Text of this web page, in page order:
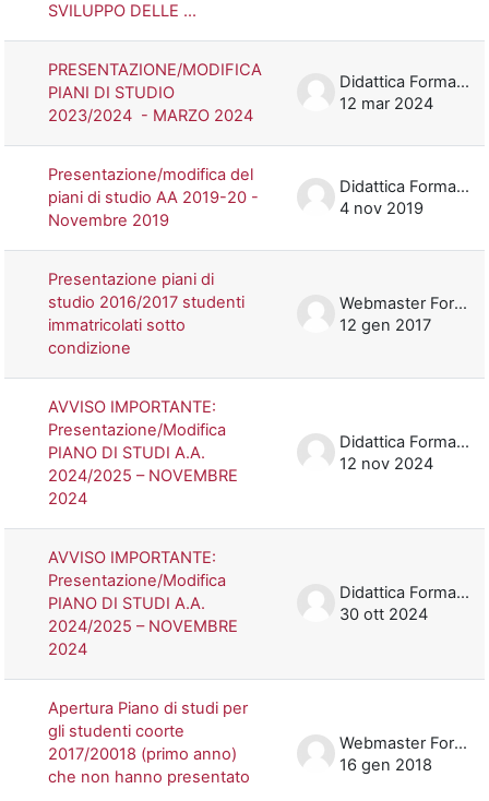
SVILUPPO DELLE ...
PRESENTAZIONE/MODIFICA
PIANI DI STUDIO
2023/2024 - MARZO 2024
Didattica Formazione
12 mar 2024
Presentazione/modifica del
piani di studio AA 2019-20 -
Novembre 2019
Didattica Formazione
4 nov 2019
Presentazione piani di
studio 2016/2017 studenti
immatricolati sotto
condizione
Webmaster Formazione
12 gen 2017
AVVISO IMPORTANTE:
Presentazione/Modifica
PIANO DI STUDI A.A.
2024/2025 – NOVEMBRE
2024
Didattica Formazione
12 nov 2024
AVVISO IMPORTANTE:
Presentazione/Modifica
PIANO DI STUDI A.A.
2024/2025 – NOVEMBRE
2024
Didattica Formazione
30 ott 2024
Apertura Piano di studi per
gli studenti coorte
2017/20018 (primo anno)
che non hanno presentato
Webmaster Formazione
16 gen 2018